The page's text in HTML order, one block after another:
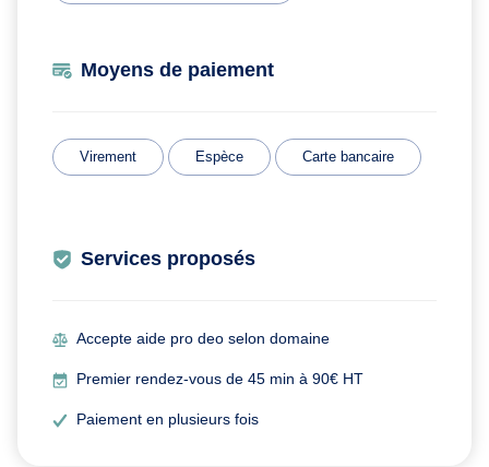
Moyens de paiement
Virement Espèce Carte bancaire
Services proposés
Accepte aide pro deo selon domaine
Premier rendez-vous de 45 min à 90€ HT
Paiement en plusieurs fois